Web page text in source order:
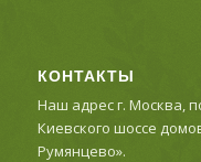
КОНТАКТЫ
Наш адрес г. Москва,
Киевского шоссе
Румянцево».